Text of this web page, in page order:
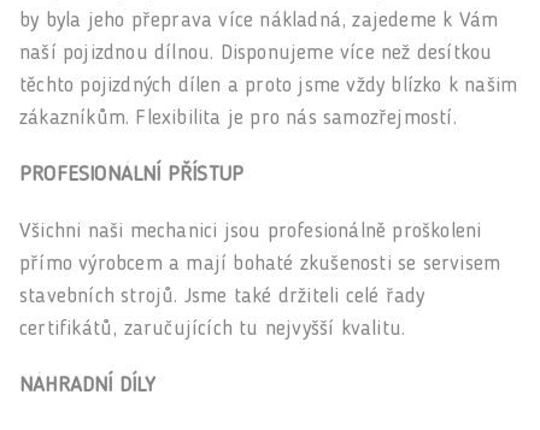
by byla jeho přeprava více nákladná, zajedeme k Vám
naší pojizdnou dílnou. Disponujeme více než desítkou
těchto pojizdných dílen a proto jsme vždy blízko k našim
zákazníkům. Flexibilita je pro nás samozřejmostí.
PROFESIONÁLNÍ PŘÍSTUP
Všichni naši mechanici jsou profesionálně proškoleni
přímo výrobcem a mají bohaté zkušenosti se servisem
stavebních strojů. Jsme také držiteli celé řady
certifikátů, zaručujících tu nejvyšší kvalitu.
NÁHRADNÍ DÍLY